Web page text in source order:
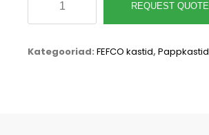
REQUEST QUOTE
Kategooriad: FEFCO kastid, Pappkastid